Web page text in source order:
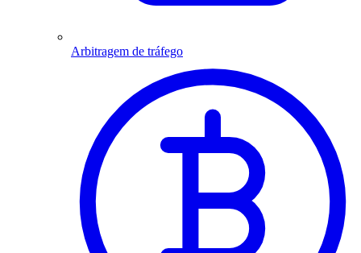
Arbitragem de tráfego